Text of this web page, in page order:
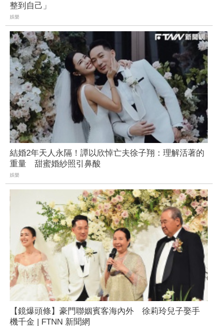
整到自己」
娛樂
結婚2年天人永隔！譚以欣悼亡夫徐子翔：理解活著的
重量 甜蜜婚紗照引鼻酸
娛樂
【鏡爆頭條】豪門聯姻賓客海內外 徐莉玲兒子娶手
機千金 | FTNN 新聞網